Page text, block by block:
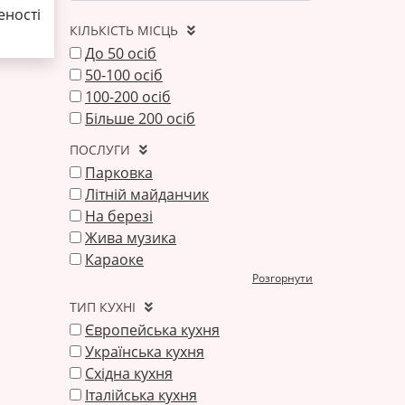
КІЛЬКІСТЬ МІСЦЬ
До 50 осіб
50-100 осіб
100-200 осіб
Більше 200 осіб
ПОСЛУГИ
Парковка
Літній майданчик
На березі
Жива музика
Караоке
Розгорнути
ТИП КУХНІ
Європейська кухня
Українська кухня
Східна кухня
Італійська кухня